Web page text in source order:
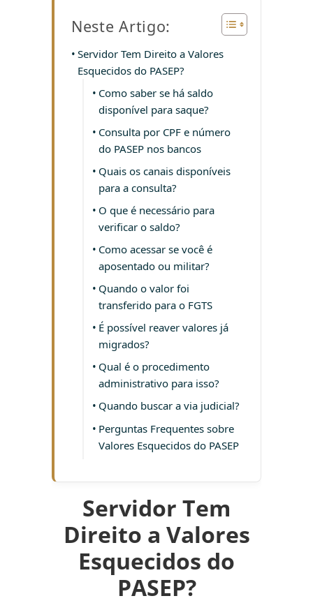
Neste Artigo:
Servidor Tem Direito a Valores
Esquecidos do PASEP?
Como saber se há saldo
disponível para saque?
Consulta por CPF e número
do PASEP nos bancos
Quais os canais disponíveis
para a consulta?
O que é necessário para
verificar o saldo?
Como acessar se você é
aposentado ou militar?
Quando o valor foi
transferido para o FGTS
É possível reaver valores já
migrados?
Qual é o procedimento
administrativo para isso?
Quando buscar a via judicial?
Perguntas Frequentes sobre
Valores Esquecidos do PASEP
Servidor Tem
Direito a Valores
Esquecidos do
PASEP?